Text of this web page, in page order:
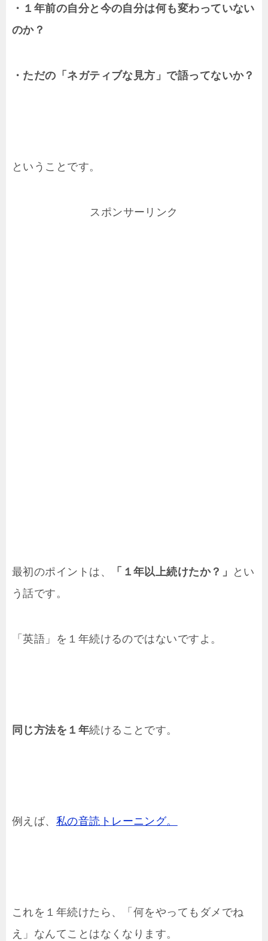
・１年前の自分と今の自分は何も変わっていない
のか？
・ただの「ネガティブな見方」で語ってないか？
ということです。
スポンサーリンク
最初のポイントは、 「１年以上続けたか？」
とい
う話です。
「英語」を１年続けるのではないですよ。
同じ方法を１年続けることです。
例えば、 私の音読トレーニング。
これを１年続けたら、「何をやってもダメでね
え」なんてことはなくなります。